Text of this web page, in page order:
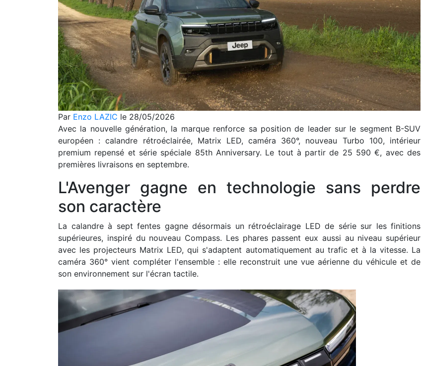
Par Enzo LAZIC le 28/05/2026
Avec la nouvelle génération, la marque renforce sa position de leader sur le segment B-SUV
européen : calandre rétroéclairée, Matrix LED, caméra 360°, nouveau Turbo 100, intérieur
premium repensé et série spéciale 85th Anniversary. Le tout à partir de 25 590 €, avec des
premières livraisons en septembre.
L'Avenger gagne en technologie sans perdre
son caractère
La calandre à sept fentes gagne désormais un rétroéclairage LED de série sur les finitions
supérieures, inspiré du nouveau Compass. Les phares passent eux aussi au niveau supérieur
avec les projecteurs Matrix LED, qui s'adaptent automatiquement au trafic et à la vitesse. La
caméra 360° vient compléter l'ensemble : elle reconstruit une vue aérienne du véhicule et de
son environnement sur l'écran tactile.